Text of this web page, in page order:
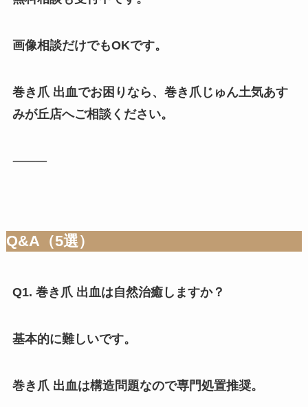
画像相談だけでもOKです。
巻き爪 出血でお困りなら、巻き爪じゅん土気あす
みが丘店へご相談ください。
⸻
Q&A（5選）
Q1. 巻き爪 出血は自然治癒しますか？
基本的に難しいです。
巻き爪 出血は構造問題なので専門処置推奨。